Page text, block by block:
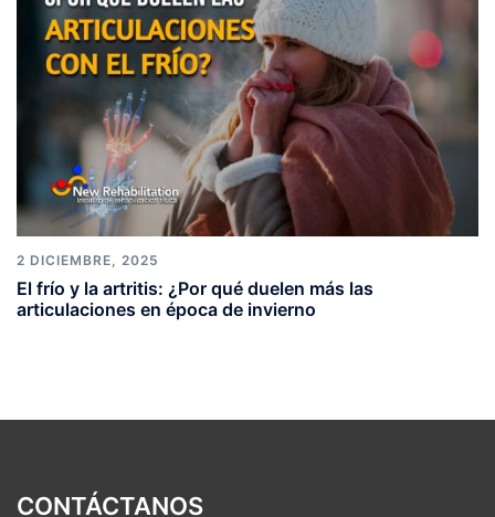
2 DICIEMBRE, 2025
El frío y la artritis: ¿Por qué duelen más las
articulaciones en época de invierno
CONTÁCTANOS